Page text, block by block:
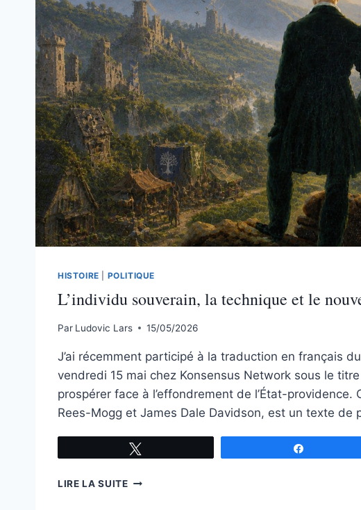
HISTOIRE POLITIQUE
L’individu souverain, la technique et le
Par Ludovic Lars 15/05/2026
J’ai récemment participé à la traduction en français
vendredi 15 mai chez Konsensus Network sous le
prospérer face à l’effondrement de l’État-
Rees-Mogg et James Dale Davidson, est un texte
LIRE LA SUITEL’INDIVIDU